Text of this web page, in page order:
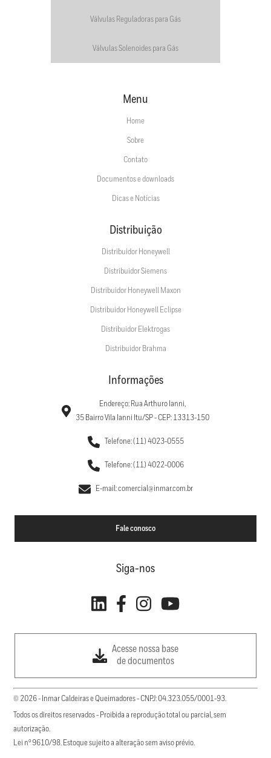
Válvulas Reguladoras para Gás
Válvulas Solenoides para Gás
Menu
Home
Sobre
Contato
Documentos e downloads
Dicas e Notícias
Distribuição
Distribuidor Honeywell
Distribuidor Siemens
Distribuidor Honeywell Maxon
Distribuidor Honeywell Eclipse
Distribuidor Elektrogas
Distribuidor Brahma
Informações
Endereço: Rua Arthuro Ianni,
35 Bairro Vila Ianni Itu/SP - CEP: 13313-150
Telefone: (11) 4023-0555
Telefone: (11) 4022-0006
E-mail: comercial@inmar.com.br
Fale conosco
Siga-nos
Acesse nossa base
de documentos
© 2026 - Inmar Caldeiras e Queimadores - CNPJ: 04.323.055/0001-93.
Todos os direitos reservados - Proibida a reprodução total ou parcial, sem
autorização.
Lei nº 9610/98. Estoque sujeito a alteração sem aviso prévio.